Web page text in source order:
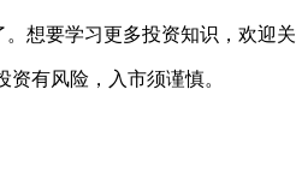
。想要学习更多投资知识，欢迎关
有风险，入市须谨慎。